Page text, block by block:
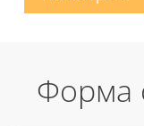
Форма